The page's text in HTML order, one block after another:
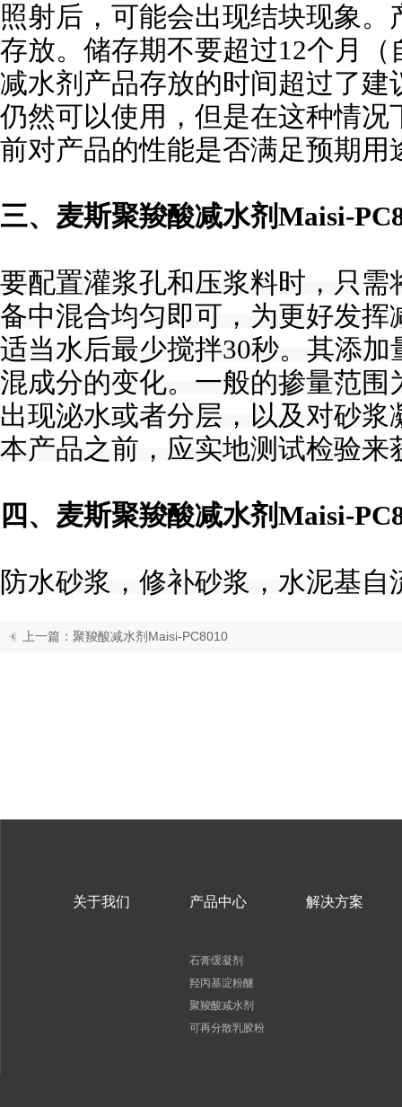
照射后，可能会出现结块现象
存放。储存期不要超过12个月
减水剂产品存放的时间超过了
仍然可以使用，但是在这种情
前对产品的性能是否满足预期用
三、麦斯聚羧酸减水剂Maisi-
要配置灌浆孔和压浆料时，只
备中混合均匀即可，为更好发
适当水后最少搅拌30秒。其添
混成分的变化。一般的掺量范围
出现泌水或者分层，以及对砂
本产品之前，应实地测试检验来
四、麦斯聚羧酸减水剂Maisi-
防水砂浆，修补砂浆，水泥基自
上一篇： 聚羧酸减水剂Maisi-PC8010
关于我们 产品中心
石膏缓凝剂
羟丙基淀粉醚
聚羧酸减水剂
可再分散乳胶粉
解决方案